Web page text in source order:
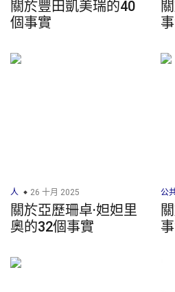
關於豐田凱美瑞的40
個事實
人 26 十月 2025
關於亞歷珊卓·妲妲里
奧的32個事實
公